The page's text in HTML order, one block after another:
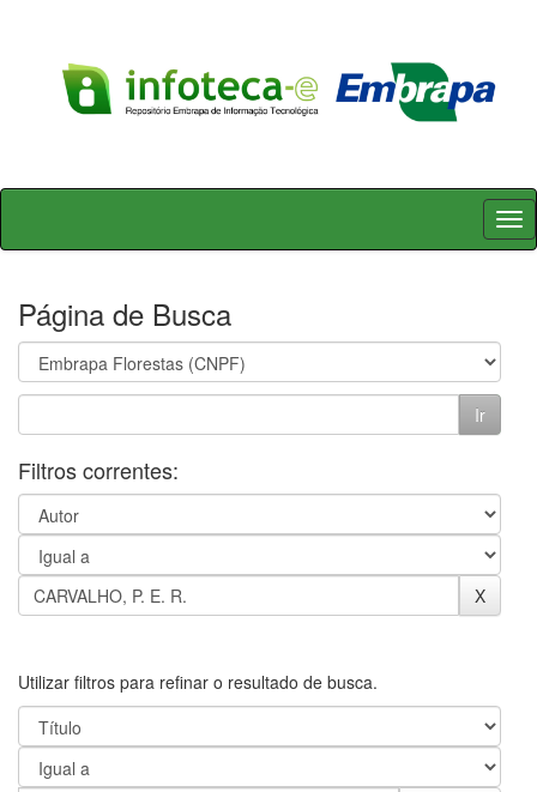
Skip
Página de Busca
Filtros correntes:
Utilizar filtros para refinar o resultado de busca.